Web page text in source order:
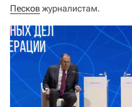
Песков журналистам.